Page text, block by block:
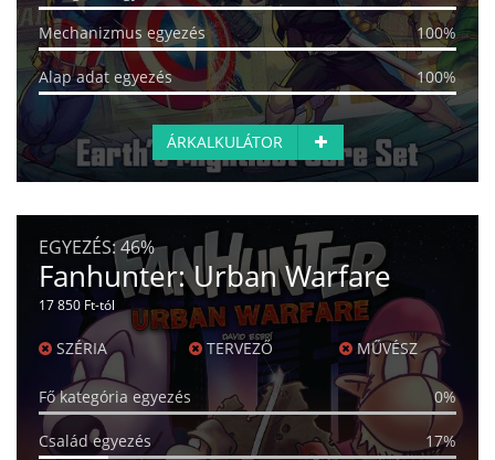
Mechanizmus egyezés
100%
Alap adat egyezés 100%
ÁRKALKULÁTOR
EGYEZÉS:46%
Fanhunter: Urban Warfare
17 850 Ft-tól
SZÉRIA TERVEZŐ MŰVÉSZ
Fő kategória egyezés 0%
Család egyezés 17%